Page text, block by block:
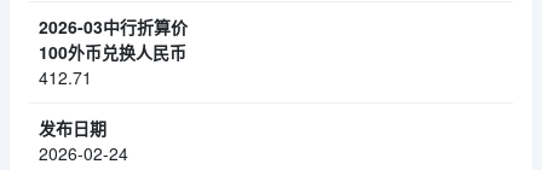
412.71
2026-02-24